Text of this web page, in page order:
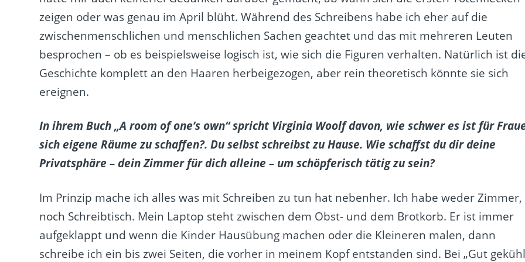
zeigen oder was genau im April blüht. Während des Schreibens habe ich eher auf die
zwischenmenschlichen und menschlichen Sachen geachtet und das mit mehreren Leuten
besprochen – ob es beispielsweise logisch ist, wie sich die Figuren verhalten. Natürlich ist
Geschichte komplett an den Haaren herbeigezogen, aber rein theoretisch könnte sie sich
ereignen.
In ihrem Buch „A room of one’s own“ spricht Virginia Woolf davon, wie schwer es ist für
sich eigene Räume zu schaffen?. Du selbst schreibst zu Hause. Wie schaffst du dir deine
Privatsphäre – dein Zimmer für dich alleine – um schöpferisch tätig zu sein?
Im Prinzip mache ich alles was mit Schreiben zu tun hat nebenher. Ich habe weder Zimmer,
noch Schreibtisch. Mein Laptop steht zwischen dem Obst- und dem Brotkorb. Er ist immer
aufgeklappt und wenn die Kinder Hausübung machen oder die Kleineren malen, dann
schreibe ich ein bis zwei Seiten, die vorher in meinem Kopf entstanden sind. Bei „Gut